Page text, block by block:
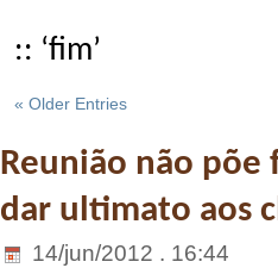
:: ‘fim’
« Older Entries
Reunião não põe
dar ultimato aos
14/jun/2012 . 16:44